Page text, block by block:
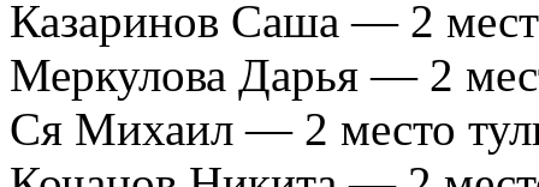
Казаринов Саша — 2
Меркулова Дарья — 2
Ся Михаил — 2 место